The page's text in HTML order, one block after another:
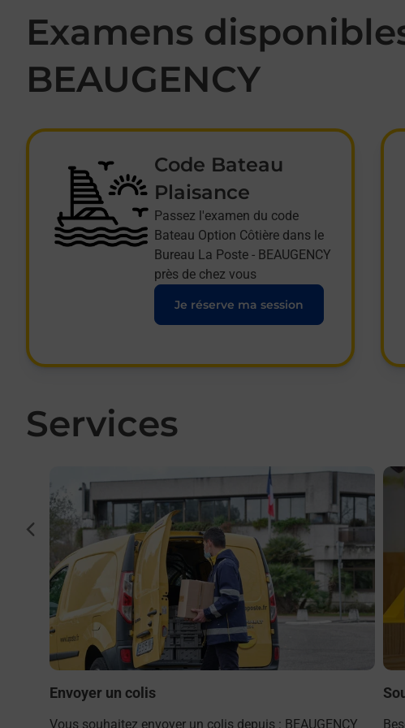
Examens
BEAUGENCY
Code Bateau
Plaisance
Passez l'examen du code
Bateau Option Côtière dans le
Bureau La Poste - BEAUGENCY
près de chez vous
Je réserve ma session
Services
La
Envoyer un colis
Vous souhaitez envoyer un colis depuis : BEAUGENCY
En